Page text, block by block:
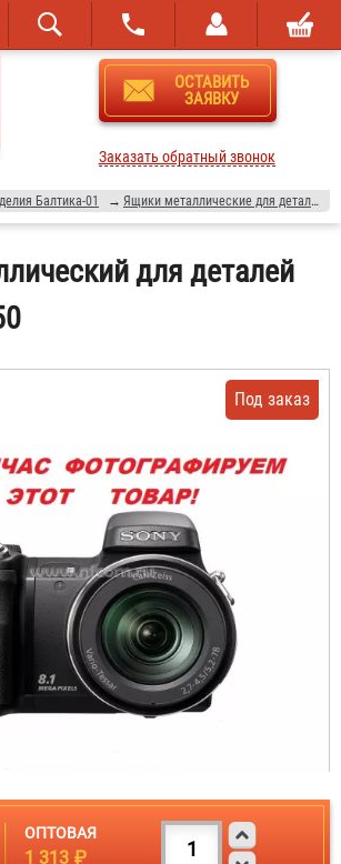
ОСТАВИТЬ
ЗАЯВКУ
Заказать обратный звонок
Балтика-01 → Ящики металлические для деталей
для деталей
Под заказ
ОПТОВАЯ
1 313 ₽